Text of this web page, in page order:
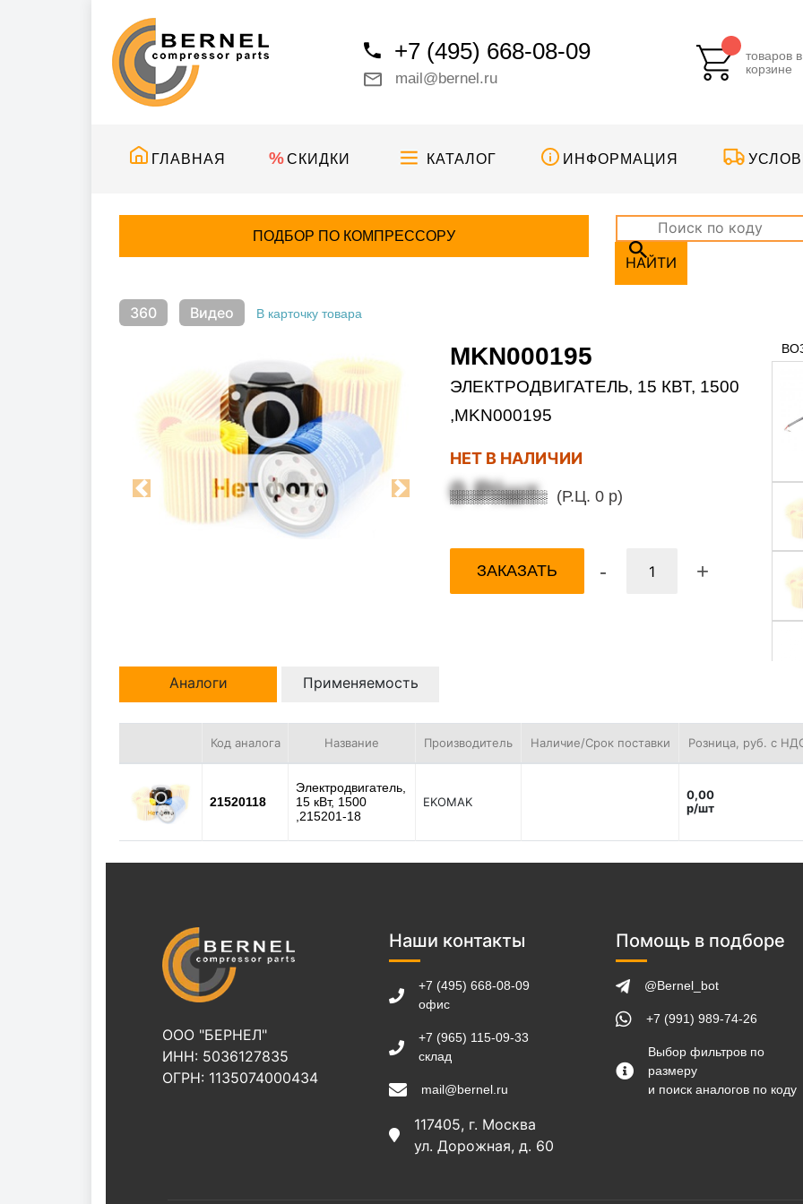
+7 (495) 668-08-09
mail@bernel.ru
товаров в
корзине
ГЛАВНАЯ СКИДКИ КАТАЛОГ ИНФОРМАЦИЯ
ПОДБОР ПО КОМПРЕССОРУ
НАЙТИ
360 Видео В карточку товара
Previous Next
MKN000195
ЭЛЕКТРОДВИГАТЕЛЬ, 15 КВТ, 1500
,MKN000195
НЕТ В НАЛИЧИИ
0 Р/шт (Р.Ц. 0 р)
ЗАКАЗАТЬ - +
Аналоги Применяемость
Код аналога Название Производитель Наличие/Срок поставки Розница, руб. с
21520118
Электродвигатель,
15 кВт, 1500
,215201-18
EKOMAK
0,00
р/шт
ООО "БЕРНЕЛ"
ИНН: 5036127835
ОГРН: 1135074000434
Наши контакты
+7 (495) 668-08-09
офис
+7 (965) 115-09-33
склад
mail@bernel.ru
117405, г. Москва
ул. Дорожная, д. 60
Помощь в подборе
@Bernel_bot
+7 (991) 989-74-26
Выбор фильтров по
размеру
и поиск аналогов по коду